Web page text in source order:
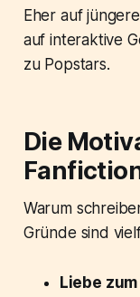
Eher auf
auf interaktive
zu Popstars.
Die
Warum
Gründe sind
Liebe